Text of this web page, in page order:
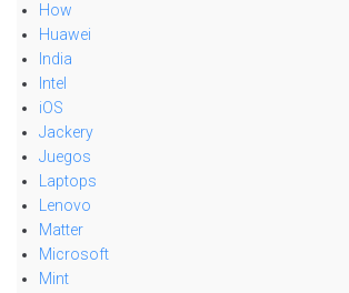
How
Huawei
India
Intel
iOS
Jackery
Juegos
Laptops
Lenovo
Matter
Microsoft
Mint